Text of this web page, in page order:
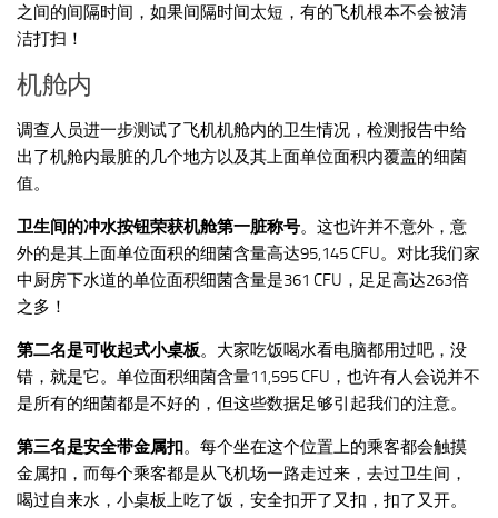
之间的间隔时间，如果间隔时间太短，有的飞机根本不会被清
洁打扫！
机舱内
调查人员进一步测试了飞机机舱内的卫生情况，检测报告中给
出了机舱内最脏的几个地方以及其上面单位面积内覆盖的细菌
值。
卫生间的冲水按钮荣获机舱第一脏称号。这也许并不意外，意
外的是其上面单位面积的细菌含量高达95,145 CFU。对比我们家
中厨房下水道的单位面积细菌含量是361 CFU，足足高达263倍
之多！
第二名是可收起式小桌板。大家吃饭喝水看电脑都用过吧，没
错，就是它。单位面积细菌含量11,595 CFU，也许有人会说并不
是所有的细菌都是不好的，但这些数据足够引起我们的注意。
第三名是安全带金属扣。每个坐在这个位置上的乘客都会触摸
金属扣，而每个乘客都是从飞机场一路走过来，去过卫生间，
喝过自来水，小桌板上吃了饭，安全扣开了又扣，扣了又开。